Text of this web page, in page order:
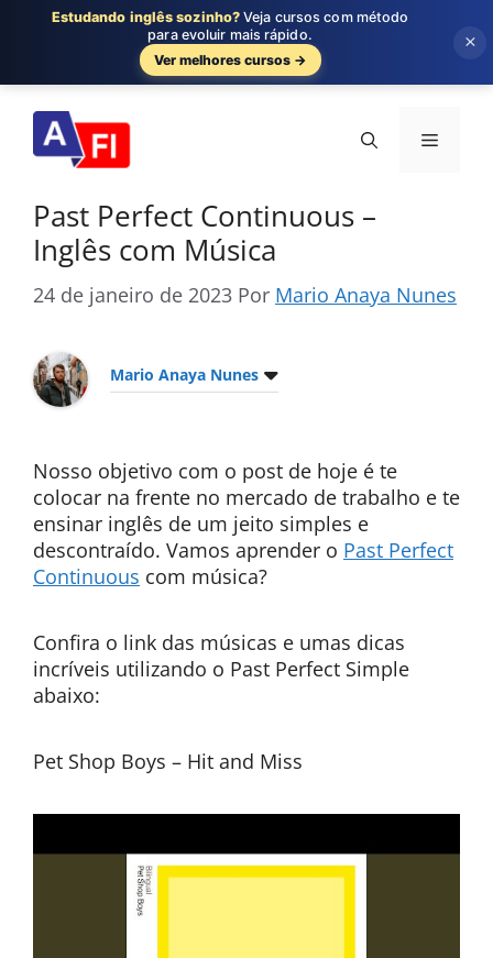
para
conteúdo
Menu
Past Perfect Continuous –
Inglês com Música
24 de janeiro de 2023 Por Mario Anaya Nunes
Mario Anaya Nunes
Nosso objetivo com o post de hoje é te
colocar na frente no mercado de trabalho e te
ensinar inglês de um jeito simples e
descontraído. Vamos aprender o Past Perfect
Continuous com música?
Confira o link das músicas e umas dicas
incríveis utilizando o Past Perfect Simple
abaixo:
Pet Shop Boys – Hit and Miss
Estudando inglês sozinho? Veja cursos com método
para evoluir mais rápido.
Ver melhores cursos →
×